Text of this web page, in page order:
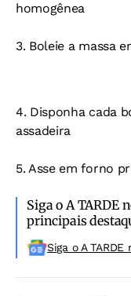
homogênea
3. Boleie a massa
4. Disponha cada
assadeira
5. Asse em forno
Siga o A TARDE
principais
Siga o A